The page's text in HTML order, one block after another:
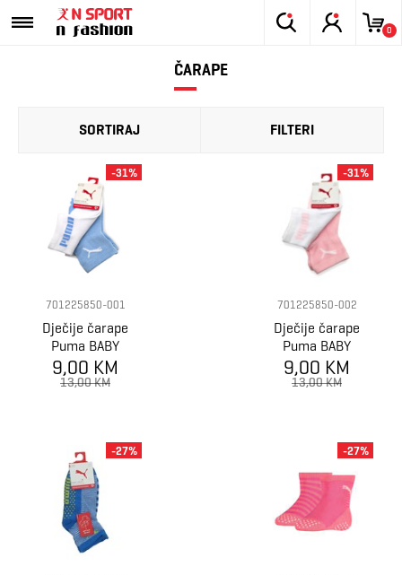
0
ČARAPE
SORTIRAJ FILTERI
701225850-001
Dječije čarape
Puma BABY
MINI CATS
LIFESTYLE
9,00 KM
13,00 KM
-31%
701225850-002
Dječije čarape
Puma BABY
MINI CATS
LIFESTYLE
9,00 KM
13,00 KM
-31%
-27% -27%